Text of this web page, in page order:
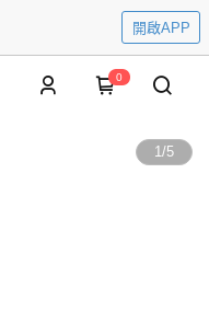
開啟APP
0
1/5